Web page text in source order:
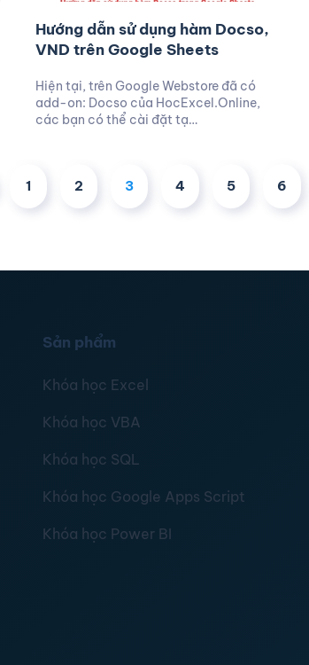
Hướng dẫn sử dụng hàm Docso,
VND trên Google Sheets
Hiện tại, trên Google Webstore đã có
add-on: Docso của HocExcel.Online,
các bạn có thể cài đặt tạ…
1 2 3 4 5 6
Sản phẩm
Khóa học Excel
Khóa học VBA
Khóa học SQL
Khóa học Google Apps Script
Khóa học Power BI